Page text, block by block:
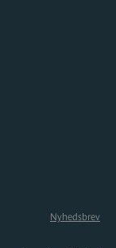
Nyhedsbrev